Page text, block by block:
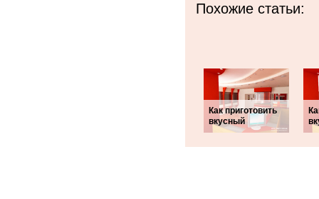
Похожие статьи:
Как приготовить
вкусный